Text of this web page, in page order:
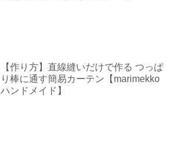
【作り方】直線縫いだけで作る つっぱ
り棒に通す簡易カーテン【marimekko
ハンドメイド】